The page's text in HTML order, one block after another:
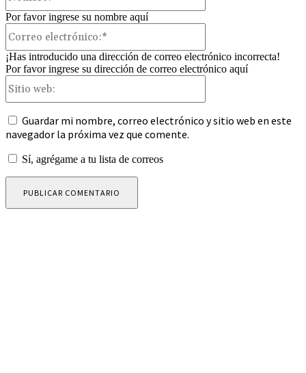
Por favor ingrese su nombre aquí
¡Has introducido una dirección de correo electrónico incorrecta!
Por favor ingrese su dirección de correo electrónico aquí
Guardar mi nombre, correo electrónico y sitio web en este
navegador la próxima vez que comente.
Sí, agrégame a tu lista de correos